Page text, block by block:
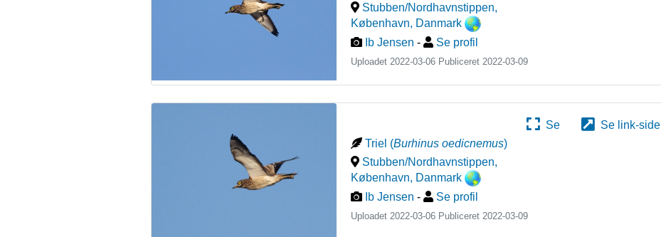
Stubben/Nordhavnstippen,
København, Danmark
Ib Jensen - Se profil
Uploadet 2022-03-06 Publiceret 2022-03-09
Se
Se link-side
Triel (Burhinus oedicnemus)
Stubben/Nordhavnstippen,
København, Danmark
Ib Jensen - Se profil
Uploadet 2022-03-06 Publiceret2022-03-09